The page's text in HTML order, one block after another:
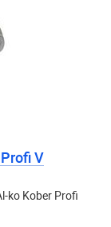
V
ko Kober Profi